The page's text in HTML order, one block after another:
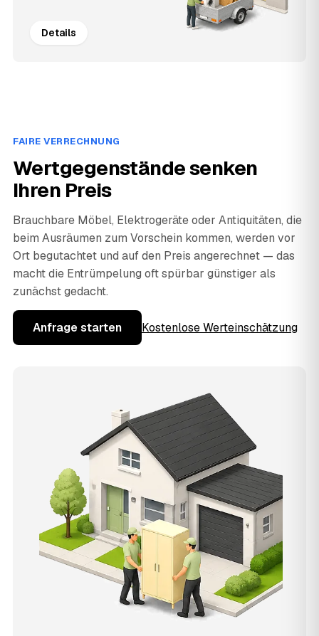
Details
FAIRE VERRECHNUNG
Wertgegenstände senken
Ihren Preis
Brauchbare Möbel, Elektrogeräte oder Antiquitäten, die
beim Ausräumen zum Vorschein kommen, werden vor
Ort begutachtet und auf den Preis angerechnet — das
macht die Entrümpelung oft spürbar günstiger als
zunächst gedacht.
Anfrage starten Kostenlose Werteinschätzung